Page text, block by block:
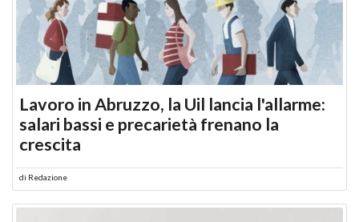
Lavoro in Abruzzo, la Uil lancia l'allarme:
salari bassi e precarietà frenano la
crescita
di Redazione